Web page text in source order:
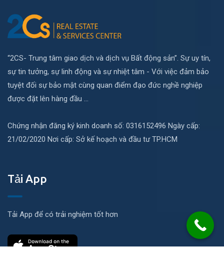
“2CS- Trung tâm giao dịch và dịch vụ Bất động sản”. Sự uy tín,
sự tin tưởng, sự linh động và sự nhiệt tâm - Với việc đảm bảo
tuyệt đối sự bảo mật cùng quan điểm đạo đức nghề nghiệp
được đặt lên hàng đầu ...
Chứng nhận đăng ký kinh doanh số: 0316152496 Ngày cấp:
21/02/2020 Nơi cấp: Sở kế hoạch và đầu tư TP.HCM
Tải App
Tải App để có trải nghiệm tốt hơn